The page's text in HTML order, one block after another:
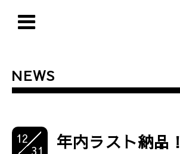
NEWS
12
31
年内ラスト納品！